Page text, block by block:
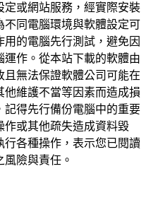
定或網站服務，經實際安裝
同電腦環境與軟體設定可
的電腦先行測試，避免因
作。從本站下載的軟體由
無法保證軟體公司可能在
維護不當等因素而造成損
記得先行備份電腦中的重要
作或其他疏失造成資料毀
各種操作，表示您已閱讀
險與責任。